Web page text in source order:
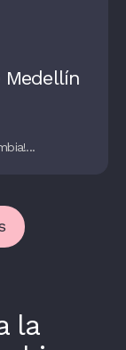
Medellín
la